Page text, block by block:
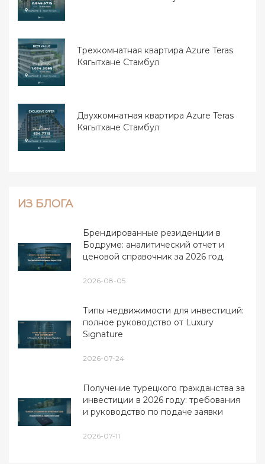
Трехкомнатная квартира Azure Teras
Кягытхане Стамбул
Двухкомнатная квартира Azure Teras
Кягытхане Стамбул
ИЗ БЛОГА
Брендированные резиденции в
Бодруме: аналитический отчет и
ценовой справочник за 2026 год.
2026-08-05
Типы недвижимости для инвестиций:
полное руководство от Luxury
Signature
2026-07-24
Получение турецкого гражданства за
инвестиции в 2026 году: требования
и руководство по подаче заявки
2026-07-11